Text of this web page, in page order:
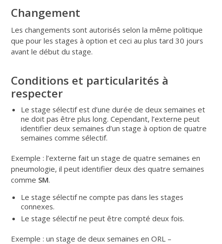
Changement
Les changements sont autorisés selon la même politique
que pour les stages à option et ceci au plus tard 30 jours
avant le début du stage.
Conditions et particularités à
respecter
Le stage sélectif est d’une durée de deux semaines et
ne doit pas être plus long. Cependant, l’externe peut
identifier deux semaines d’un stage à option de quatre
semaines comme sélectif.
Exemple : l’externe fait un stage de quatre semaines en
pneumologie, il peut identifier deux des quatre semaines
comme SM.
Le stage sélectif ne compte pas dans les stages
connexes.
Le stage sélectif ne peut être compté deux fois.
Exemple : un stage de deux semaines en ORL –